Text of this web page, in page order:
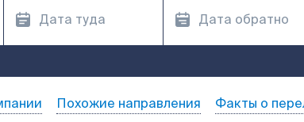
Похожие направления Факты о